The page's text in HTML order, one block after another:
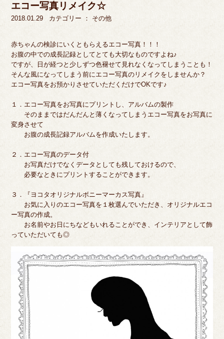
エコー写真リメイク☆
2018.01.29 カテゴリー ： その他
赤ちゃんの検診にいくともらえるエコー写真！！！
お腹の中での成長記録としてとても大切なものですよね♪
ですが、日が経つと少しずつ色褪せて見れなくなってしまうことも！
そんな風になってしまう前にエコー写真のリメイクをしませんか？
エコー写真をお預かりさせていただくだけでOKです♪
１．エコー写真をお写真にプリントし、アルバムの製作
そのままではだんだんと薄くなってしまうエコー写真をお写真に
変身させて
お腹の成長記録アルバムを作成いたします。
２．エコー写真のデータ付
お写真だけでなくデータとしても残しておけるので、
必要なときにプリントすることができます。
３．『ヨコタオリジナルボニーマーカス写真』
お気に入りのエコー写真を１枚選んでいただき、オリジナルエコ
ー写真の作成。
お名前やお日にちなどもいれることができ、インテリアとして飾
っていただいても◎